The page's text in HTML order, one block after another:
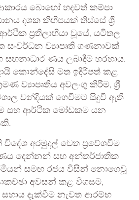
බොහෝ හදවත් කම්පා
දශක කිහිපයක් තිස්සේ ශ්‍රී
ප්‍රතිලාභියා වූයේ, යටිතල
ව්‍යාපෘති ගණනාවක්
සහනාධාර ණය ලබාදීම හරහාය.
කොන්දේසි මත ඉදිරිපත් කළ
ව්‍යාපෘතිය අවලංගු කිරීම, ශ්‍රී
වන්දියක් ගෙවීමට සිදුවී ඇති
සහ ආර්ථික මෝඩකම යන
අරමුදල් වෙත ප්‍රවේශවීම
ණය දෙන්නන් සහ අන්තර්ජාතික
සමඟ රජය විසින් නොගෙවූ
අවසන් කළ විගසම,
සහාය දැක්වීම නැවත ආරම්භ